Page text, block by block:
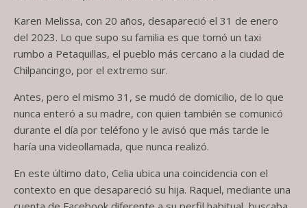
Karen Melissa, con 20 años, desapareció el 31 de enero
del 2023. Lo que supo su familia es que tomó un taxi
rumbo a Petaquillas, el pueblo más cercano a la ciudad de
Chilpancingo, por el extremo sur.
Antes, pero el mismo 31, se mudó de domicilio, de lo que
nunca enteró a su madre, con quien también se comunicó
durante el día por teléfono y le avisó que más tarde le
haría una videollamada, que nunca realizó.
En este último dato, Celia ubica una coincidencia con el
contexto en que desapareció su hija. Raquel, mediante una